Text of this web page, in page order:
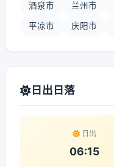
酒泉市 兰州市
平凉市 庆阳市
日出日落
日出
06:15